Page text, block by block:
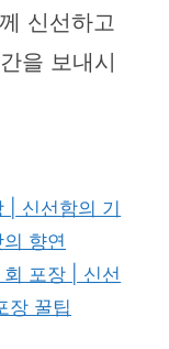
신선하고
을 보내시
| 신선함의 기
향연
포장 | 신선
장 꿀팁